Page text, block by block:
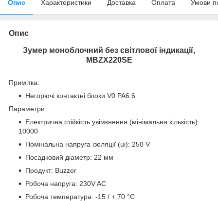
Опис Характеристики Доставка Оплата Умови
Опис
Зумер моноблочний без світлової індикації,
MBZX220SE
Примітка:
Негорючі контактні блоки V0 PA6.6
Параметри:
Електрична стійкість увімкнення (мінімальна кількість):
10000
Номінальна напруга ізоляції (ui): 250 V
Посадковий діаметр: 22 мм
Продукт: Buzzer
Робоча напруга: 230V AC
Робоча температура: -15 / + 70 °C